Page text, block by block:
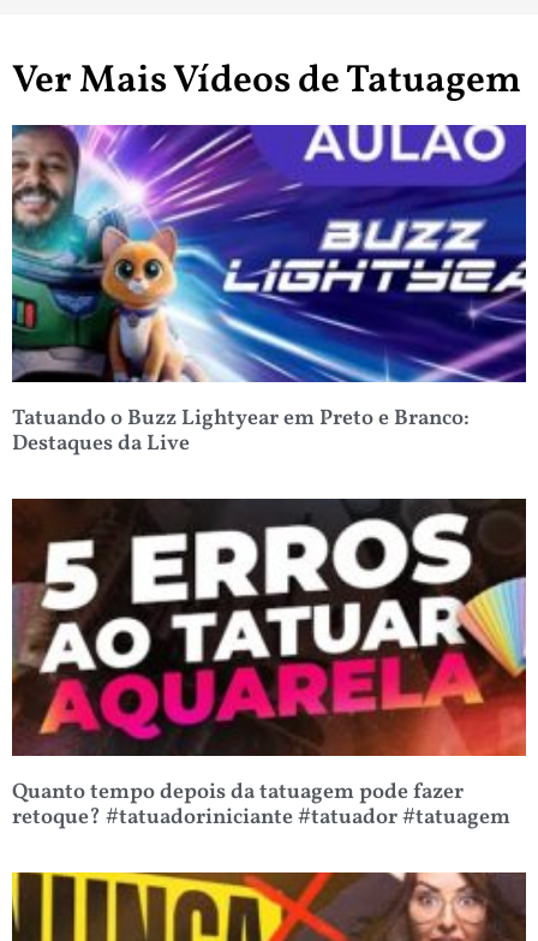
Ver Mais Vídeos de Tatuagem
Tatuando o Buzz Lightyear em Preto e Branco:
Destaques da Live
Quanto tempo depois da tatuagem pode fazer
retoque? #tatuadoriniciante #tatuador #tatuagem